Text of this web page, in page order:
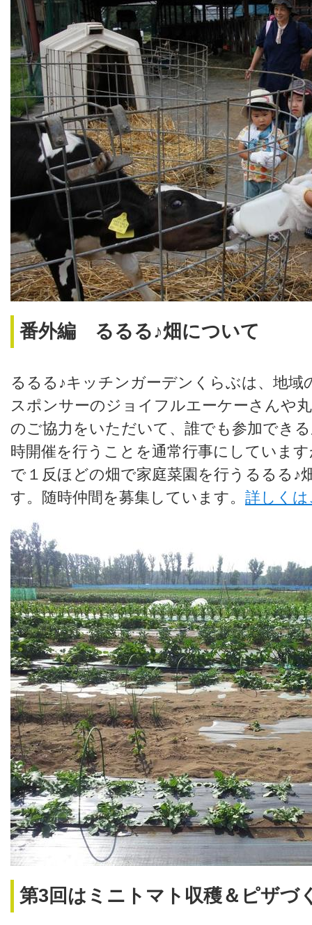
番外編 るるる♪畑について
るるる♪キッチンガーデンくらぶは、地域
スポンサーのジョイフルエーケーさんや
のご協力をいただいて、誰でも参加でき
時開催を行うことを通常行事にしていま
で１反ほどの畑で家庭菜園を行うるるる♪
す。随時仲間を募集しています。 詳しく
第3回はミニトマト収穫＆ピザづ